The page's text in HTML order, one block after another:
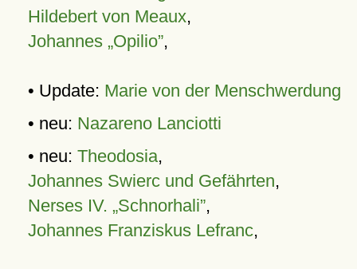
Hildebert von Meaux,
Johannes „Opilio”,
• Update: Marie von der Menschwerdung
• neu: Nazareno Lanciotti
• neu: Theodosia,
Johannes Swierc und Gefährten,
Nerses IV. „Schnorhali”,
Johannes Franziskus Lefranc,